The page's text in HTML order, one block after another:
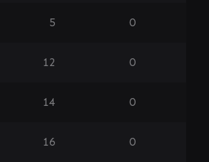
5 0
12 0
14 0
16 0